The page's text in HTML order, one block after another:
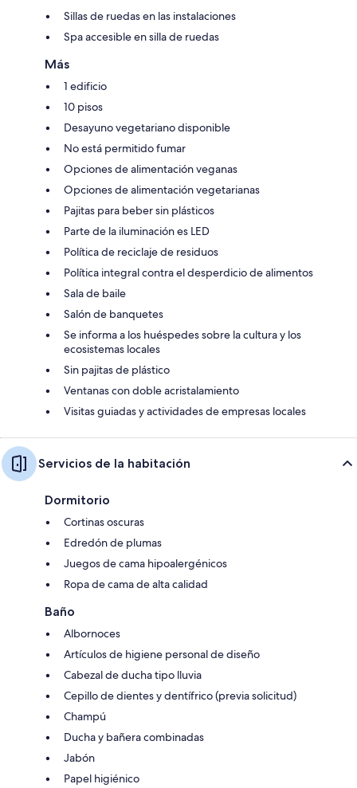
Sillas de ruedas en las instalaciones
Spa accesible en silla de ruedas
Más
1 edificio
10 pisos
Desayuno vegetariano disponible
No está permitido fumar
Opciones de alimentación veganas
Opciones de alimentación vegetarianas
Pajitas para beber sin plásticos
Parte de la iluminación es LED
Política de reciclaje de residuos
Política integral contra el desperdicio de alimentos
Sala de baile
Salón de banquetes
Se informa a los huéspedes sobre la cultura y los
ecosistemas locales
Sin pajitas de plástico
Ventanas con doble acristalamiento
Visitas guiadas y actividades de empresas locales
Servicios de la habitación
Dormitorio
Cortinas oscuras
Edredón de plumas
Juegos de cama hipoalergénicos
Ropa de cama de alta calidad
Baño
Albornoces
Artículos de higiene personal de diseño
Cabezal de ducha tipo lluvia
Cepillo de dientes y dentífrico (previa solicitud)
Champú
Ducha y bañera combinadas
Jabón
Papel higiénico